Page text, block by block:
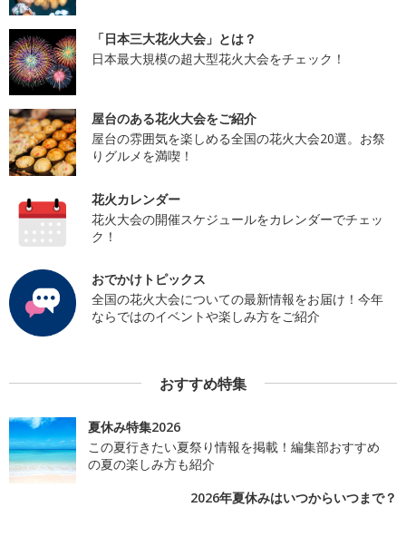
「日本三大花火大会」とは？
日本最大規模の超大型花火大会をチェック！
屋台のある花火大会をご紹介
屋台の雰囲気を楽しめる全国の花火大会20選。お祭
りグルメを満喫！
花火カレンダー
花火大会の開催スケジュールをカレンダーでチェッ
ク！
おでかけトピックス
全国の花火大会についての最新情報をお届け！今年
ならではのイベントや楽しみ方をご紹介
おすすめ特集
夏休み特集2026
この夏行きたい夏祭り情報を掲載！編集部おすすめ
の夏の楽しみ方も紹介
2026年夏休みはいつからいつまで？